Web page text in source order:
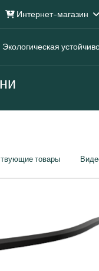
Интернет-магазин
Экологическая
товары